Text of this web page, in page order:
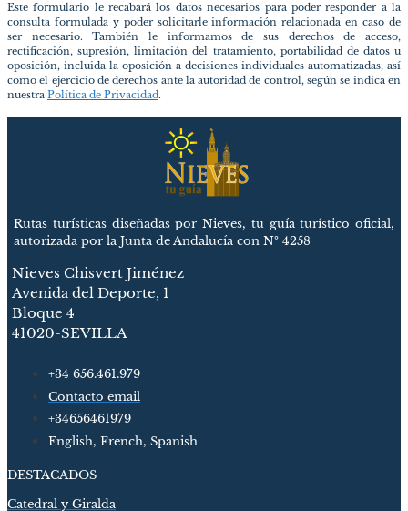
Este formulario le recabará los datos necesarios para poder responder a la
consulta formulada y poder solicitarle información relacionada en caso de
ser necesario. También le informamos de sus derechos de acceso,
rectificación, supresión, limitación del tratamiento, portabilidad de datos u
oposición, incluida la oposición a decisiones individuales automatizadas, así
como el ejercicio de derechos ante la autoridad de control, según se indica en
nuestra Política de Privacidad.
Rutas turísticas diseñadas por Nieves, tu guía turístico oficial,
autorizada por la Junta de Andalucía con Nº 4258
Nieves Chisvert Jiménez
Avenida del Deporte, 1
Bloque 4
41020-SEVILLA
+34 656.461.979
Contacto email
+34656461979
English, French, Spanish
DESTACADOS
Catedral y Giralda